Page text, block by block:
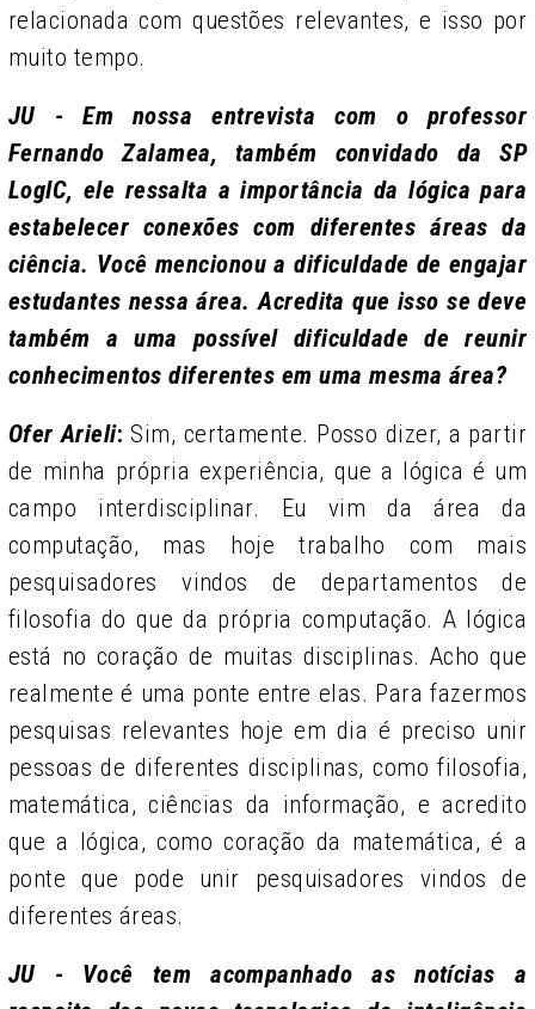
relacionada com questões relevantes, e isso por
muito tempo.
JU - Em nossa entrevista com o professor
Fernando Zalamea, também convidado da SP
LogIC, ele ressalta a importância da lógica para
estabelecer conexões com diferentes áreas da
ciência. Você mencionou a dificuldade de engajar
estudantes nessa área. Acredita que isso se deve
também a uma possível dificuldade de reunir
conhecimentos diferentes em uma mesma área?
Ofer Arieli:Sim, certamente. Posso dizer, a partir
de minha própria experiência, que a lógica é um
campo interdisciplinar. Eu vim da área da
computação, mas hoje trabalho com mais
pesquisadores vindos de departamentos de
filosofia do que da própria computação. A lógica
está no coração de muitas disciplinas. Acho que
realmente é uma ponte entre elas. Para fazermos
pesquisas relevantes hoje em dia é preciso unir
pessoas de diferentes disciplinas, como filosofia,
matemática, ciências da informação, e acredito
que a lógica, como coração da matemática, é a
ponte que pode unir pesquisadores vindos de
diferentes áreas.
JU - Você tem acompanhado as notícias a